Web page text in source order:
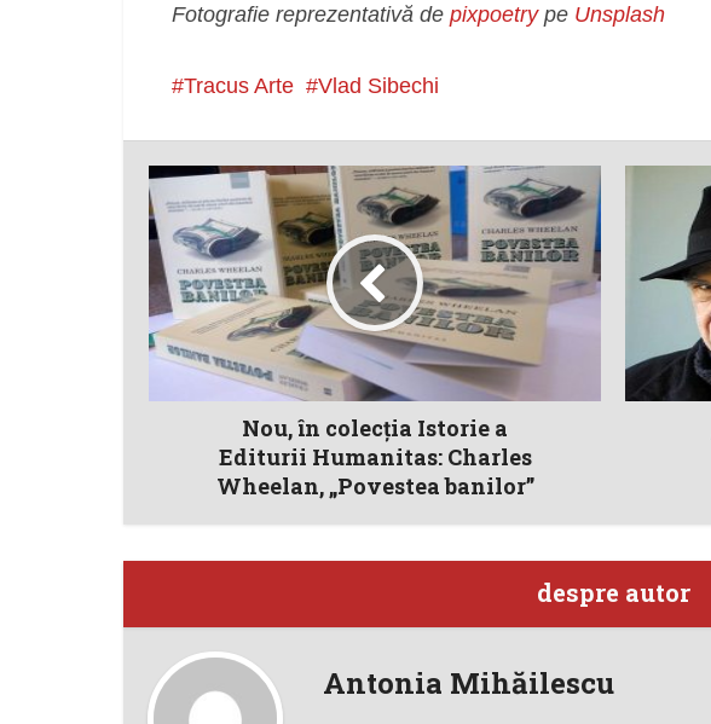
Fotografie reprezentativă de pixpoetrype Unsplash
Tracus Arte Vlad Sibechi
Nou, în colecția Istorie a
Editurii Humanitas: Charles
Wheelan, „Povestea banilor”
despre autor
Antonia Mihăilescu